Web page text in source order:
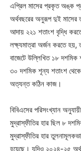
এপ্রিল মাসের প্রকৃত অঙ্ক
অর্থবছরের অনুরূপ দুই মাসের
আদায় ২২১ শতাংশ বৃদ্ধি
লক্ষ্যমাত্রা অর্জন করতে হয়,
বাজেটে উল্লিখিত ১৮
৩০ দশমিক শূন্য শতাংশ
অত্যন্ত কঠিন কাজ।
বিবিএসের পরিসংখ্যান
মুদ্রাস্ফীতির হার ছিল ৮
মুদ্রাস্ফীতির হার
হয়েছে। যদিও ২০২৪-২৫